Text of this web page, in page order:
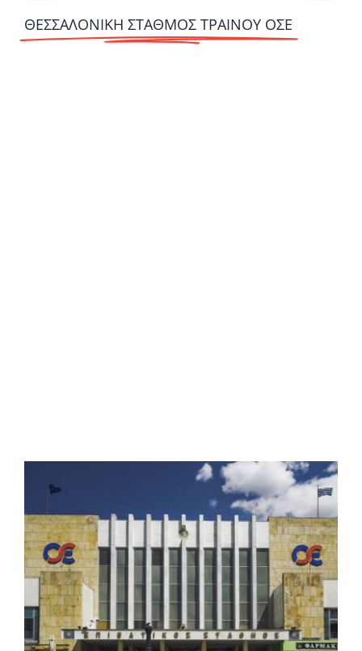
ΘΕΣΣΑΛΟΝΙΚΗ ΣΤΑΘΜΟΣ ΤΡΑΙΝΟΥ ΟΣΕ